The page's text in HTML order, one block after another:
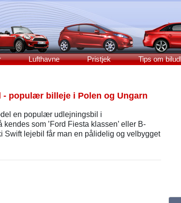
Lufthavne Pristjek Tips om
populær billeje i Polen og Ungarn
en populær udlejningsbil i
som ’Ford Fiesta klassen’ eller B-
Swift lejebil får man en pålidelig og velbygget